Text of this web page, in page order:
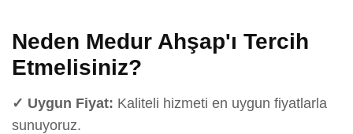
Neden Medur Ahşap'ı Tercih
Etmelisiniz?
✓ Uygun Fiyat: Kaliteli hizmeti en uygun fiyatlarla
sunuyoruz.